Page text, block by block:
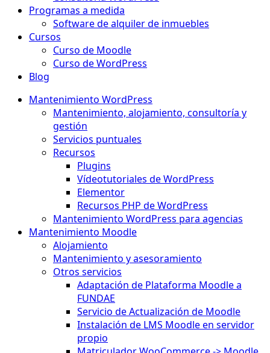
Programas a medida
Software de alquiler de inmuebles
Cursos
Curso de Moodle
Curso de WordPress
Blog
Mantenimiento WordPress
Mantenimiento, alojamiento, consultoría y
gestión
Servicios puntuales
Recursos
Plugins
Vídeotutoriales de WordPress
Elementor
Recursos PHP de WordPress
Mantenimiento WordPress para agencias
Mantenimiento Moodle
Alojamiento
Mantenimiento y asesoramiento
Otros servicios
Adaptación de Plataforma Moodle a
FUNDAE
Servicio de Actualización de Moodle
Instalación de LMS Moodle en servidor
propio